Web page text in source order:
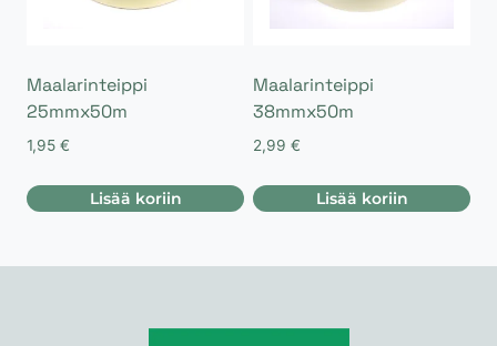
Maalarinteippi
25mmx50m
1,95 €
Lisää koriin
Maalarinteippi
38mmx50m
2,99 €
Lisää koriin